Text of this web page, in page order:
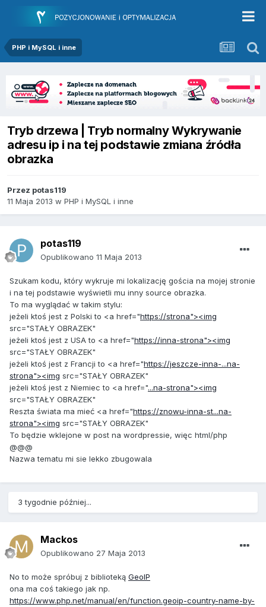
PHP i MySQL i inne
Tryb drzewa | Tryb normalny Wykrywanie
adresu ip i na tej podstawie zmiana źródła
obrazka
Przez potas119
11 Maja 2013 w PHP i MySQL i inne
potas119
Opublikowano 11 Maja 2013
Szukam kodu, który wykruje mi lokalizację gościa na mojej stronie
i na tej podstawie wyświetli mu inny source obrazka.
To ma wyglądać w takim stylu:
jeżeli ktoś jest z Polski to <a href="https://strona"><img
src="STAŁY OBRAZEK"
jeżeli ktoś jest z USA to <a href="https://inna-strona"><img
src="STAŁY OBRAZEK"
jeżeli ktoś jest z Francji to <a href="https://jeszcze-inna-...na-
strona"><img src="STAŁY OBRAZEK"
jeżeli ktoś jest z Niemiec to <a href="...na-strona"><img
src="STAŁY OBRAZEK"
Reszta świata ma mieć <a href="https://znowu-inna-st...na-
strona"><img src="STAŁY OBRAZEK"
To będzie wklejone w post na wordpressie, więc html/php
@@@
Nazwa tematu mi sie lekko zbugowala
3 tygodnie później...
Mackos
Opublikowano 27 Maja 2013
No to może spróbuj z biblioteką GeoIP
ona ma coś takiego jak np.
https://www.php.net/manual/en/function.geoip-country-name-by-